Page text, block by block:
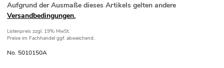
Aufgrund der Ausmaße dieses Artikels gelten andere
Versandbedingungen.
Listenpreis zzgl. 19% MwSt.
Preise im Fachhandel ggf. abweichend.
No. 5010150A